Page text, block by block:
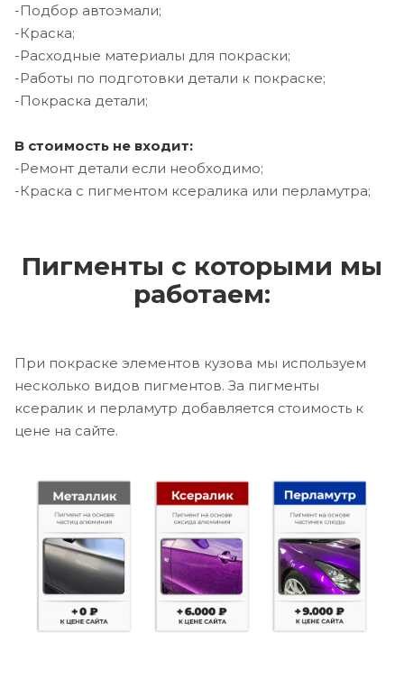
-Подбор автоэмали;
-Краска;
-Расходные материалы для покраски;
-Работы по подготовки детали к покраске;
-Покраска детали;
В стоимость не входит:
-Ремонт детали если необходимо;
-Краска с пигментом ксералика или перламутра;
Пигменты с которыми мы
работаем:
При покраске элементов кузова мы используем
несколько видов пигментов. За пигменты
ксералик и перламутр добавляется стоимость к
цене на сайте.